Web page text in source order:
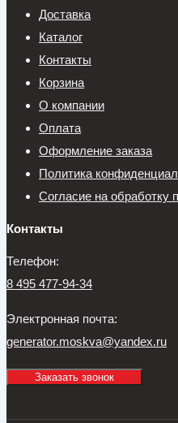
Доставка
Каталог
Контакты
Корзина
О компании
Оплата
Оформление заказа
Политика
Согласие на обработку
Контакты
Телефон:
8 495 477-94-34
Электронная почта:
generator.moskva@yandex.ru
Заказать звонок